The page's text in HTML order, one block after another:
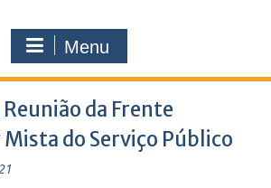
Menu
da Frente
do Serviço Público